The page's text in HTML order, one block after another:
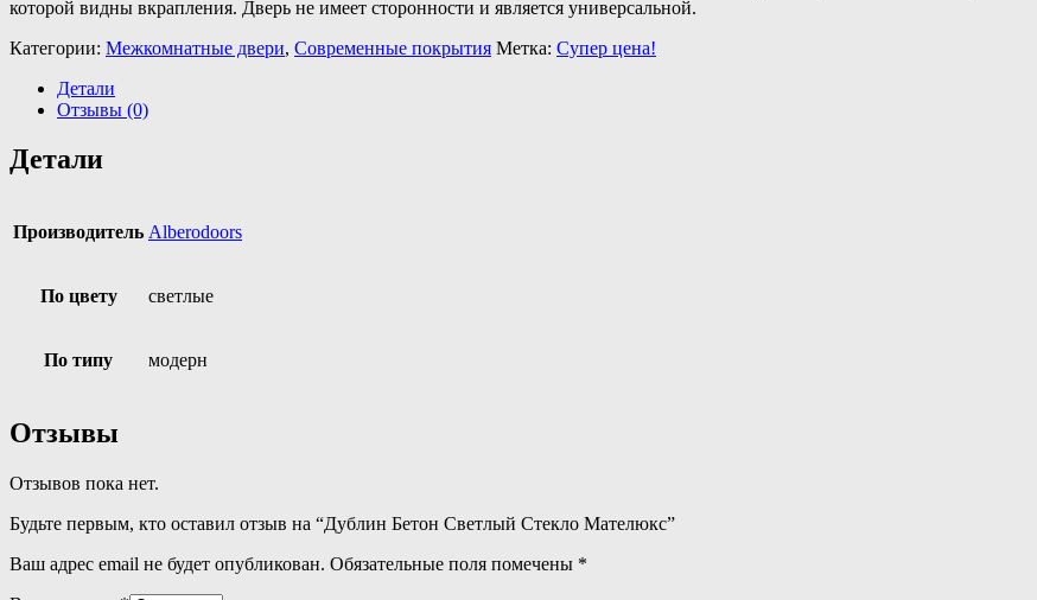
которой видны вкрапления. Дверь не имеет сторонности и является универсальной.
Категории: Межкомнатные двери, Современные покрытия Метка: Супер цена!
Детали
Отзывы (0)
Детали
Производитель Alberodoors
По цвету светлые
По типу модерн
Отзывы
Отзывов пока нет.
Будьте первым, кто оставил отзыв на “Дублин Бетон Светлый Стекло Мателюкс”
Ваш адрес email не будет опубликован. Обязательные поля помечены *